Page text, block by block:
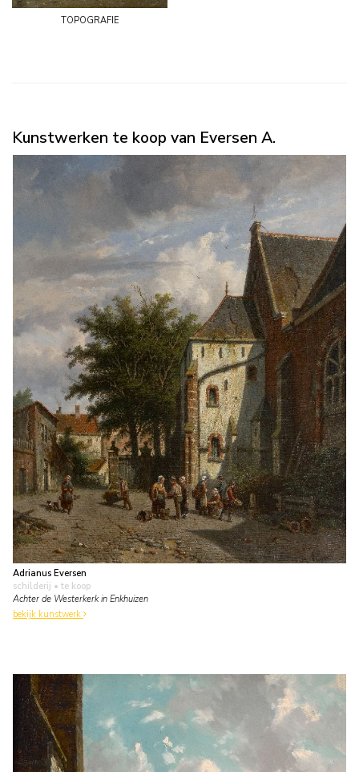
topografie
Kunstwerken te koop van Eversen A.
Adrianus Eversen
schilderij • te koop
Achter de Westerkerk in Enkhuizen
bekijk kunstwerk